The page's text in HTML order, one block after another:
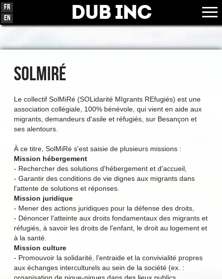
Dub Inc
Fr
En
SOLMIRÉ
Le collectif SolMiRé (SOLidarité MIgrants REfugiés) est une
association collégiale, 100% bénévole, qui vient en aide aux
migrants, demandeurs d'asile et réfugiés, sur Besançon et
ses alentours.
À ce titre, SolMiRé s'est saisie de plusieurs missions :
Mission hébergement
- Rechercher des solutions d'hébergement et d'accueil,
- Garantir des conditions de vie dignes aux migrants dans
l'attente de solutions et réponses.
Mission juridique
- Mener des actions juridiques pour la défense des droits,
- Dénoncer l'atteinte aux droits fondamentaux des migrants et
réfugiés, à savoir les droits de l'enfant, le droit au logement et
à la santé.
Mission culture
- Promouvoir la solidarité, l'entraide et la convivialité propres
aux échanges interculturels au sein de la société (ex. :